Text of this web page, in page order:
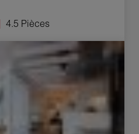
4.5 Pièces
4.5 Pièces 116 m²